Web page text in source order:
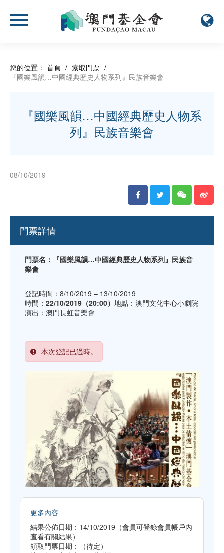
您的位置： 首頁 / 索取門票 /
『國樂風韻…中國經典歷史人物系列』民族音樂會
『國樂風韻…中國經典歷史人物系
列』民族音樂會
08/10/2019
門票詳情
門票名：『國樂風韻…中國經典歷史人物系列』民族音
樂會
登記時間：8/10/2019 – 13/10/2019
時間： 22/10/2019（20:00） 地點：澳門文化中心小劇院
演出：澳門長虹音樂會
本次登記已過時。
更多內容
結果公佈日期：14/10/2019（會員可登錄會員帳戶內
查看有關結果）
領取門票日期：（待定）